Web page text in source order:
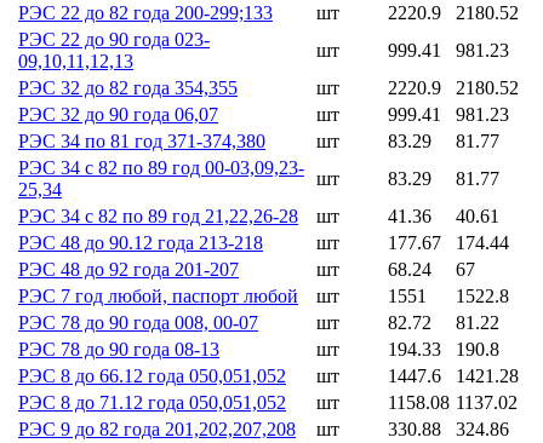
РЭС 22 до 82 года 200-299;133
шт 2220.9
2180.52
РЭС 22 до 90 года 023-
09,10,11,12,13
шт 999.41
981.23
РЭС 32 до 82 года 354,355
шт 2220.9
2180.52
РЭС 32 до 90 года 06,07
шт 999.41
981.23
РЭС 34 по 81 год 371-374,380
шт 83.29
81.77
РЭС 34 с 82 по 89 год 00-03,09,23-
25,34
шт 83.29
81.77
РЭС 34 с 82 по 89 год 21,22,26-28
шт 41.36
40.61
РЭС 48 до 90.12 года 213-218
шт 177.67
174.44
РЭС 48 до 92 года 201-207
шт 68.24
67
РЭС 7 год любой, паспорт любой
шт 1551
1522.8
РЭС 78 до 90 года 008, 00-07
шт 82.72
81.22
РЭС 78 до 90 года 08-13
шт 194.33
190.8
РЭС 8 до 66.12 года 050,051,052
шт 1447.6
1421.28
РЭС 8 до 71.12 года 050,051,052
шт 1158.08 1137.02
РЭС 9 до 82 года 201,202,207,208
шт 330.88
324.86